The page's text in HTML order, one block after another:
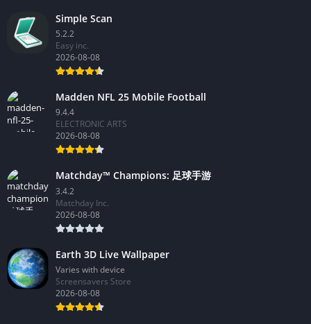
Simple Scan
5.2.2
Easy inc.
2026-08-08
Madden NFL 25 Mobile Football
9.4.4
ELECTRONIC ARTS
2026-08-08
Matchday™ Champions: 足球手游
3.4.2
Matchday Inc.
2026-08-08
Earth 3D Live Wallpaper
Varies with device
Screensavers Store
2026-08-08